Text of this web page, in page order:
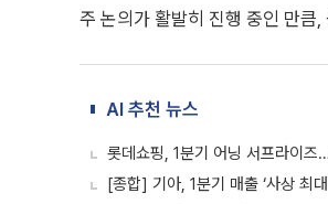
주 논의가 활발히 진행 중인 만큼
AI 추천 뉴스
롯데쇼핑, 1분기 어닝 서프라이
[종합] 기아, 1분기 매출 ‘사상 최